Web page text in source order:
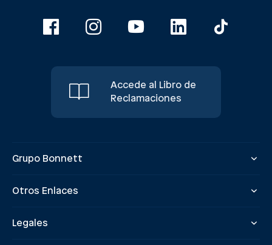
Accede al Libro de
Reclamaciones
Grupo Bonnett
Otros Enlaces
Legales